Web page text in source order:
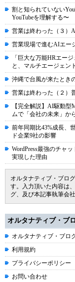
割と知られていない
YouTubeを理解する〜
営業は終わった（３）
営業現場で進むAIエー
「巨大な万能HRエー
と、マルチエージェン
沖縄で台風が来たとき
営業は終わった（２）
【完全解説】AI駆動
ムで「会社の未来」か
前年同期比43%成長、
ド企業9社の影響
WordPress最強のチャ
実現した理由
オルタナティブ・ブロ
す。入力頂いた内容は
グ、及び本記事執筆会
オルタナティブ・ブ
オルタナティブ・ブロ
利用規約
プライバシーポリシー
お問い合わせ